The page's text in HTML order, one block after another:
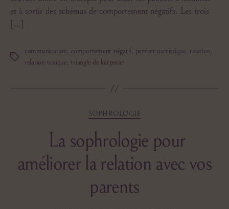
et à sortir des schémas de comportement négatifs. Les trois
[…]
Étiquettes
communication, comportement négatif, pervers narcissique, relation,
relation toxique, triangle de karpman
Catégories
SOPHROLOGIE
La sophrologie pour
améliorer la relation avec vos
parents